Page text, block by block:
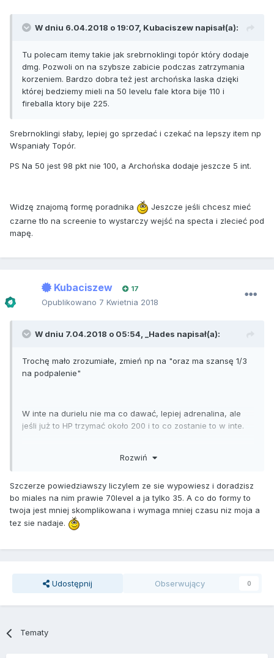
W dniu 6.04.2018 o 19:07, Kubaciszew napisał(a):
Tu polecam itemy takie jak srebrnoklingi topór który dodaje
dmg. Pozwoli on na szybsze zabicie podczas zatrzymania
korzeniem. Bardzo dobra też jest archońska laska dzięki
której bedziemy mieli na 50 levelu fale ktora bije 110 i
fireballa ktory bije 225.
Srebrnoklingi słaby, lepiej go sprzedać i czekać na lepszy item np
Wspaniały Topór.
PS Na 50 jest 98 pkt nie 100, a Archońska dodaje jeszcze 5 int.
Widzę znajomą formę poradnika
Jeszcze jeśli chcesz mieć
czarne tło na screenie to wystarczy wejść na specta i zlecieć pod
mapę.
Kubaciszew 17
Opublikowano 7 Kwietnia 2018
W dniu 7.04.2018 o 05:54, _Hades napisał(a):
Trochę mało zrozumiałe, zmień np na "oraz ma szansę 1/3
na podpalenie"
W inte na durielu nie ma co dawać, lepiej adrenalina, ale
jeśli już to HP trzymać około 200 i to co zostanie to w inte.
zawsze można doładować.
Jedna sekunda nie zbawi? Oj zdziwił byś się, nie raz zostało
mi 0.20, 0.39, 0.04 itp do użycia inferno. Tą zdolność można
korzeni na przeciwnika.
Srebrnoklingi słaby, lepiej go sprzedać i czekać na lepszy
item np Wspaniały Topór.
Rozwiń
Szczerze powiedziawszy liczylem ze sie wypowiesz i doradzisz
bo miales na nim prawie 70level a ja tylko 35. A co do formy to
twoja jest mniej skomplikowana i wymaga mniej czasu niz moja a
tez sie nadaje.
Udostępnij Obserwujący 0
Tematy